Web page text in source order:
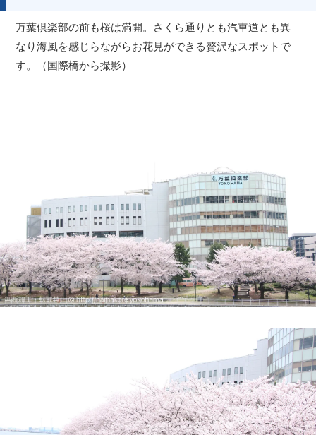
万葉倶楽部の前も桜は満開。さくら通りとも汽車道とも異
なり海風を感じらながらお花見ができる贅沢なスポットで
す。（国際橋から撮影）